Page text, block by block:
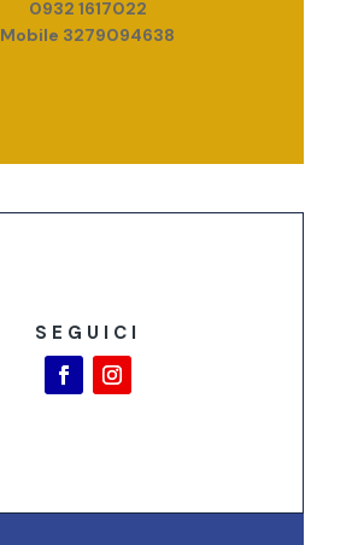
0932 1617022
Mobile 3279094638
SEGUICI